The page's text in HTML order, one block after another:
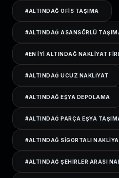
#ALTINDAĞ OFIS TAŞIMA
#ALTINDAĞ ASANSÖRLÜ
#EN IYI ALTINDAĞ NAKLIYAT
#ALTINDAĞ UCUZ NAKLIYAT
#ALTINDAĞ EŞYA DEPOLAMA
#ALTINDAĞ PARÇA EŞYA
#ALTINDAĞ SIGORTALI
#ALTINDAĞ ŞEHIRLER ARASI